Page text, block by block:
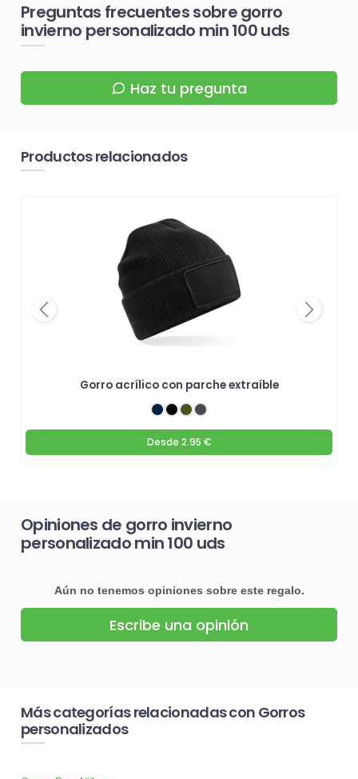
Preguntas frecuentes sobre gorro
invierno personalizado min 100 uds
Haz tu pregunta
Productos relacionados
Gorro acrílico con parche extraíble
Desde 2.95 €
Previous Next
Opiniones de gorro invierno
personalizado min 100 uds
Aún no tenemos opiniones sobre este regalo.
Escribe una opinión
Más categorías relacionadas con Gorros
personalizados